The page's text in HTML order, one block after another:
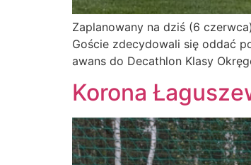
Zaplanowany na dziś (6
Goście zdecydowali się oddać
awans do Decathlon Klasy
Korona